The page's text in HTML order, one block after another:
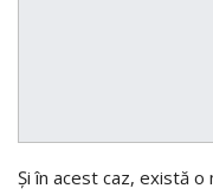
Şi în acest caz, există